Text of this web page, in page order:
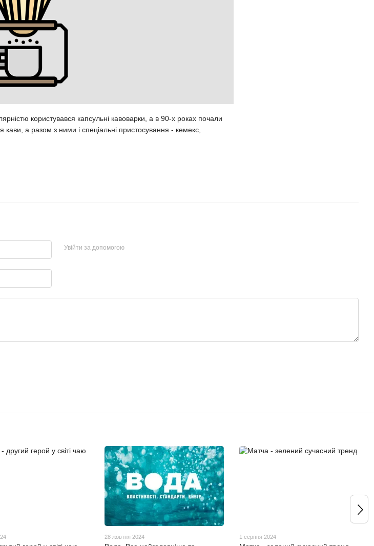
користувався капсульні кавоварки, а в 90-х роках почали
кави, а разом з ними і спеціальні пристосування - кемекс,
Увійти за допомогою
28 жовтня 2024 1 серпня 2024